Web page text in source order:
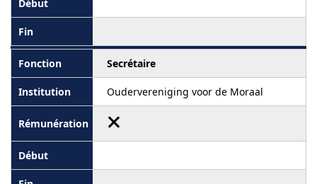
Secrétaire
Oudervereniging voor de Moraal